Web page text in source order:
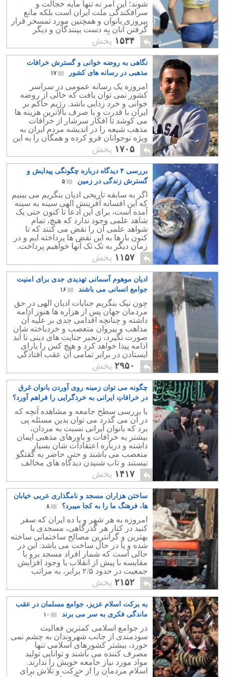
شوند؛ این امر نه تنها مایه خجالت و
سرافکندگی ملت ایران است بلکه مانع
پیروزی بانوان و همچنین مورد تمسخر قرار
گرفتن آنان به دست بینندگان و دیگر
شرکت کنندگان می باشد.
۱۵۳۴ پخش
نگاهی به روضه خوانی و گسترش خرافات
مذهبی در رسانه های کشور
۱۷
امروزه یک رسانه عمومی در سراسر
کشور نمی توان یافت که خالی از روضه
خوانی و خرد زدایی باشد. رژیم حاکم بر
ایران با قدرت و با صرف بالاترین هزینه ها
می کوشد تا افکار سرشار از خرافات
مذهب شیعه را در اندیشه مردم ایران به
ویژه نوجوانان فرو کرده و همگان را به این
اعتقادات پوچ و بی معنا معتاد و معتقد
نماید.
۱۷۰۵ پخش
بررسی ۴ دیدگاه درباره چگونگی پیدایش و
گسترش زندگی در زمین
۵
اگر به سابقه تاریخی ادیان بنگریم می بینیم
که این افسانه آفرینش الهی سینه به سینه
آمده است، برای این ادعا تا کنون حتی یک
شاهد علمی وجود ندارد که هیچ، تمام
شواهد علمی آن را نقض می کنند که تا
کنون بارها به این نقض ها پرداخته ایم و در
زمان دیگر به تک تک آنها خواهیم پرداخت.
۱۱۵۷ پخش
ادیان موهوم آسمانی تهدیدی جدی برای امنیت
جوامع انسانی می باشند
۱۶
چون نیک بنگریم جنایات ادیان الهی در حق
مردمان جهان پس از هزاره ها هنوز ادامه
داشته و چنانچه اقدامی جدی بر علیه آن
مذاهب و پیروان متعصب و خردباخته شان
صورت نگیرد، زنجیر جنایت های دینی تا اَبد
ادامه پیدا خواهد کرد و هیچ کس را یارای
ایستادن در برابر تمامی آن عقب افتادگی
های دینی نخواهد بود.
۲۹۵۰ پخش
چگونه می توان زمینه روی آوردن بانوان غرق
در خرافاتِ ایرانی به خردگرایی را فراهم آورد؟
با بررسی سطح جامعه و مشاهده آنچه که
در آن می گذرد می توان بدین مسئله پی
برد که بانوان ایرانی نسبت به مردان،
بیشتر به خرافات و باورهای مذهبی ایمان
داشته و درباره اعتقادات شان بسیار
متعصب می باشند و حتی حاضر به گفتگو
نیستند و تاب شنیدن دیدگاه های مخالف
اسلام را ندارند.
۱۴۱۷ پخش
ساختن هزاران مسجد و نامگذاری عربی خیابان
ها، فرهنگ ما را به کجا میبرد؟
۸
امروزه به هر شهر و یا ده ایران که سفر
کنید در کنار هر گذرگاهی، مسجدی با
بهترین و گرانترین مصالح ساختمانی ساخته
شده و یا در حال ساخت می باشد. این در
حالی است که شمار افراد مسجد برو با
مقایسه با پیش از انقلاب با وجود افزایش
جمعیت در حدود ۲/۵ برابر، به مراتب
کاهش یافته است و نسل جوان از مسجد
فراری است.
۲۱۵۲ پخش
به برکت اسلام عزیز، جوامع مسلمان در عقب
ماندگی فکری به سر می برند
۱۰
در جوامع اسلامی کمترین فعالیت
سودمندی از جانب شهروندان به چشم نمی
خورد، بیشتر کشورهای اسلامی تنها
مصرف کننده می باشند و توانایی تولید
مواد مورد نیاز جامعه خویش را ندارند.
اسلام مردمان را از حرکت و تلاش برای